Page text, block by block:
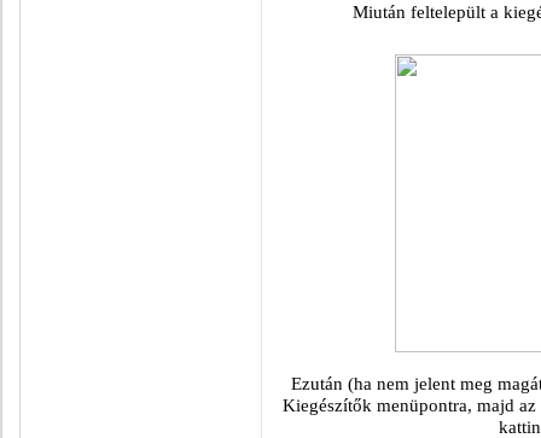
Miután feltelepült a
Ezután (ha nem jelent meg
Kiegészítők menüpontra, majd